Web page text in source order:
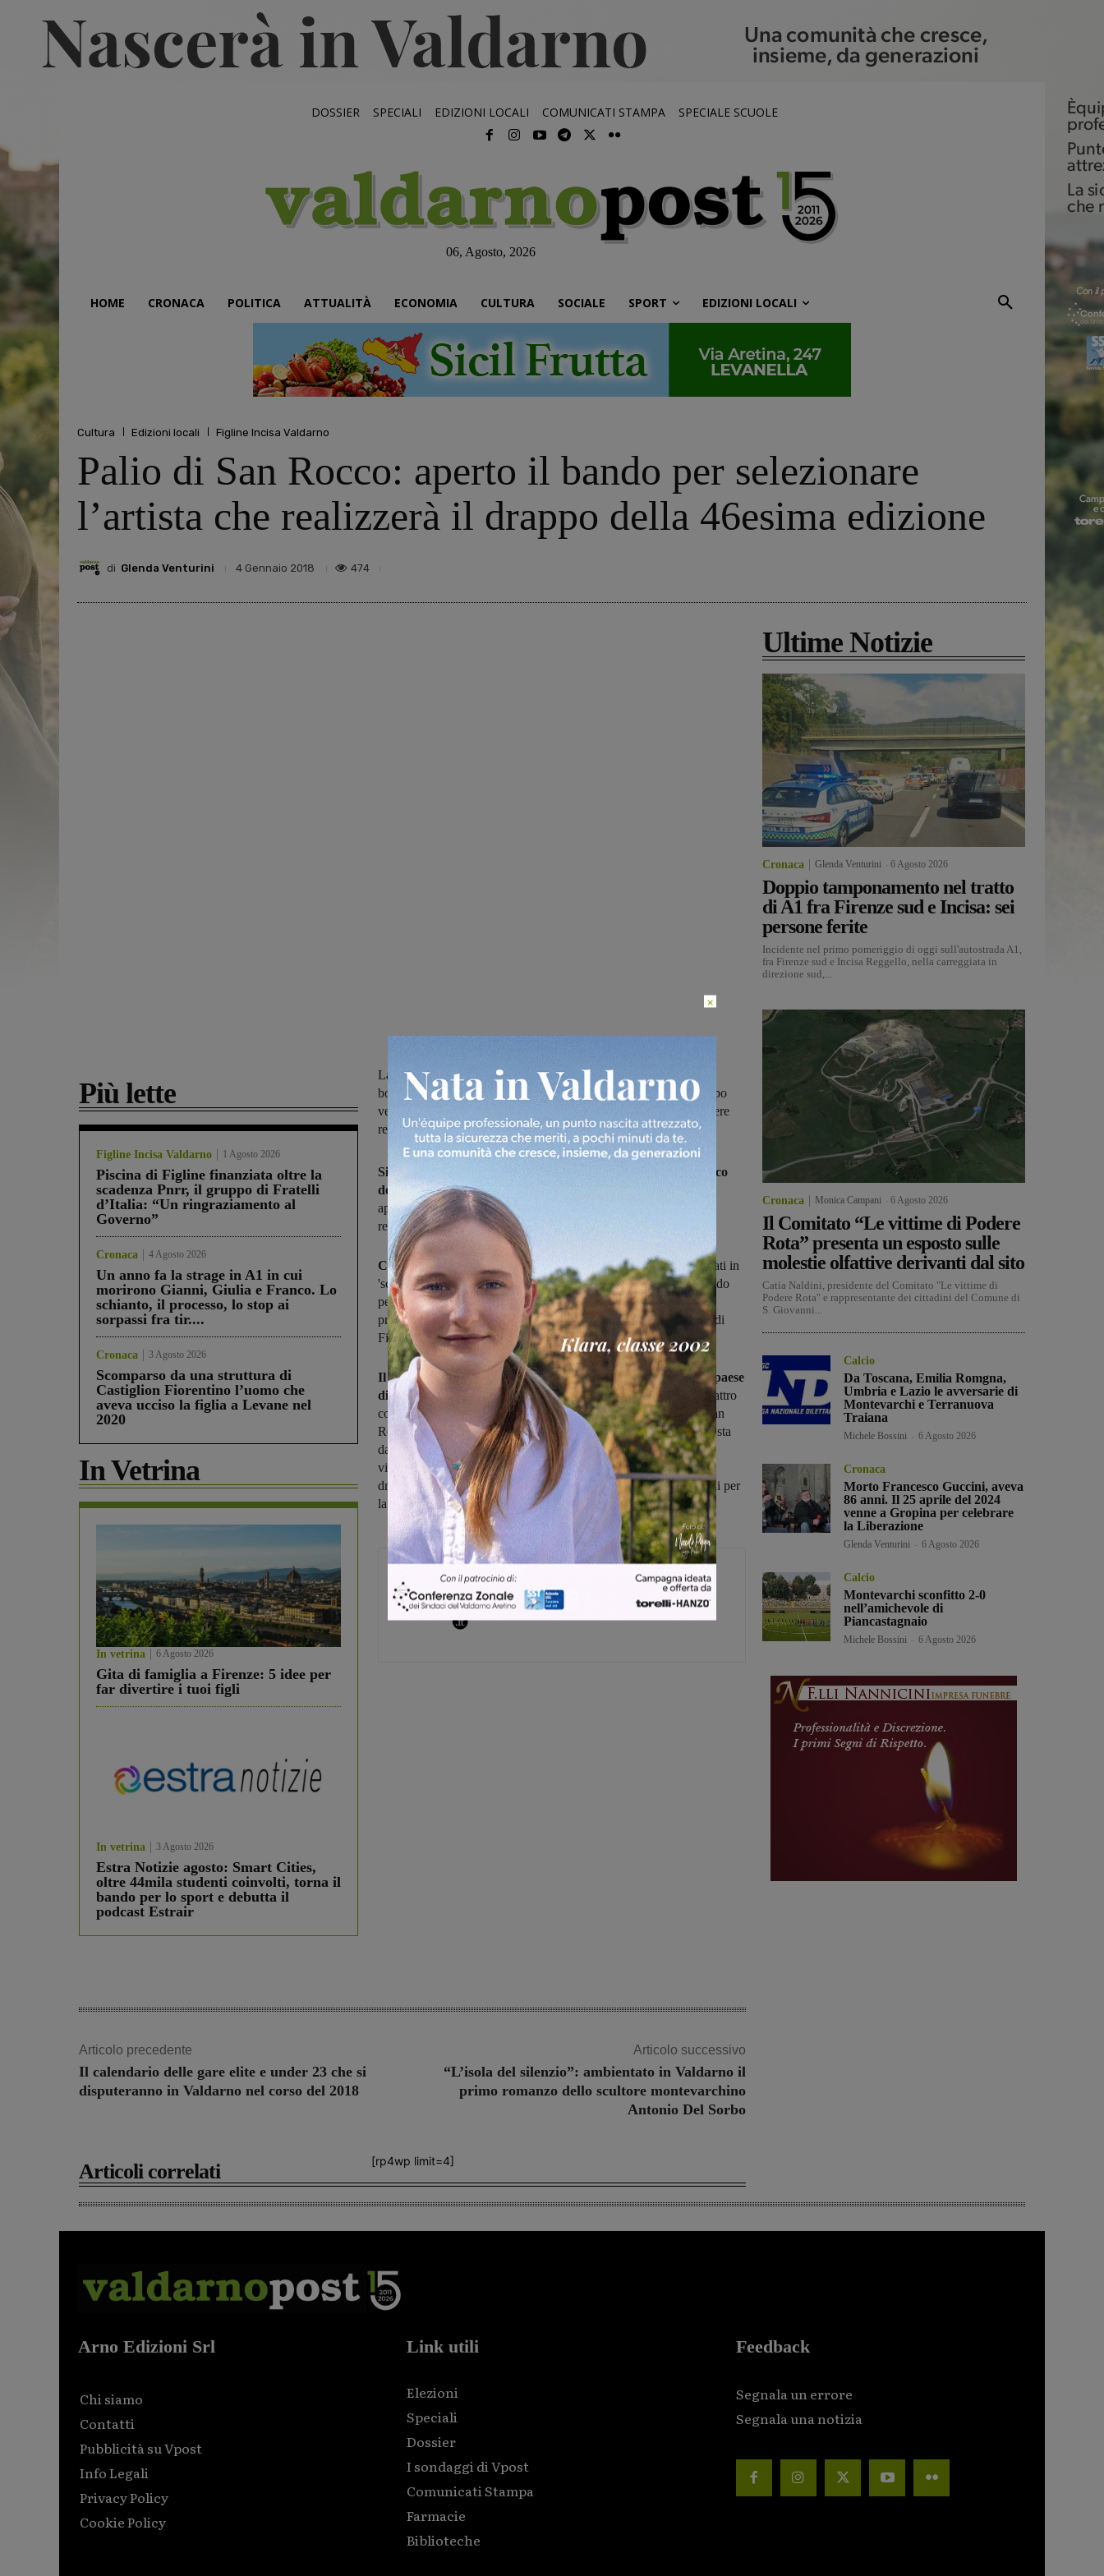
DOSSIER SPECIALI EDIZIONI LOCALI COMUNICATI STAMPA SPECIALE SCUOLE
06, Agosto, 2026
HOME CRONACA POLITICA ATTUALITÀ ECONOMIA CULTURA SOCIALE SPORT EDIZIONI LOCALI
Cultura Edizioni locali Figline Incisa Valdarno
Palio di San Rocco: aperto il bando per selezionare
l’artista che realizzerà il drappo della 46esima edizione
di Glenda Venturini 4 Gennaio 2018 474
Più lette
Figline Incisa Valdarno 1 Agosto 2026
Piscina di Figline finanziata oltre la
scadenza Pnrr, il gruppo di Fratelli
d’Italia: “Un ringraziamento al
Governo”
Cronaca 4 Agosto 2026
Un anno fa la strage in A1 in cui
morirono Gianni, Giulia e Franco. Lo
schianto, il processo, lo stop ai
sorpassi fra tir....
Cronaca 3 Agosto 2026
Scomparso da una struttura di
Castiglion Fiorentino l’uomo che
aveva ucciso la figlia a Levane nel
2020
In Vetrina
In vetrina 6 Agosto 2026
Gita di famiglia a Firenze: 5 idee per
far divertire i tuoi figli
In vetrina 3 Agosto 2026
Estra Notizie agosto: Smart Cities,
oltre 44mila studenti coinvolti, torna il
bando per lo sport e debutta il
podcast Estrair
La Pro Loco Marsilio Ficino ha appena aperto il concorso per i
bozzetti: dovranno essere consegnati entro il 20 dicembre. Il drappo
vero e proprio, che diventerà il simbolo del Palio 2018, dovrà essere
realizzato entro il mese di marzo
Si cerca l'artista che realizzerà il drappo del Palio di San Rocco
del 2018.L'associazione Pro Loco Marsilio Ficino di Figline ha
appena aperto i termini del concorso per l'affidamento della
realizzazione del drappo, dedicato al quarantaseiesimo Palio.
C'è tempo fino al 20 gennaio per presentare i bozzetti:
realizzati in
'scala' rispetto al drappo vero e proprio (le misure previste dal bando
per i bozzetti sono 50×25 centimetri), dovranno essere consegnati
presso l'ufficio della Pro Loco Marsilio Ficino, al palazzo Pretori di
Figline, nei giorni di apertura del martedì e venerdì mattina.
Il drappo di tela, come da tradizione, dovrà rappresentare il paese
di Figline e il Palio di San Rocco, contenere gli stemmi delle quattro
contrade cittadine e anche la scritta "Quarantaseiesimo Palio di San
Rocco". L'artista vincitore sarà scelto da una commissione composta
dalla Presidente della ProLoco e da esperti d'arte a vario titolo. Il
vincitore del concorso dovrà poi realizzare e consegnare il
drappo entro il 7 marzo, e otterrà un corrispettivo di 600 euro lordi per
la sua opera.
Glenda Venturini
Capo redattore
Articolo precedente
Il calendario delle gare elite e under 23 che si
disputeranno in Valdarno nel corso del 2018
Articolo successivo
“L’isola del silenzio”: ambientato in Valdarno il
primo romanzo dello scultore montevarchino
Antonio Del Sorbo
[rp4wp limit=4]
Articoli correlati
Ultime Notizie
Cronaca Glenda Venturini 6 Agosto 2026
Doppio tamponamento nel tratto
di A1 fra Firenze sud e Incisa: sei
persone ferite
Incidente nel primo pomeriggio di oggi sull'autostrada A1,
fra Firenze sud e Incisa Reggello, nella carreggiata in
direzione sud,...
Cronaca Monica Campani 6 Agosto 2026
Il Comitato “Le vittime di Podere
Rota” presenta un esposto sulle
molestie olfattive derivanti dal sito
Catia Naldini, presidente del Comitato "Le vittime di
Podere Rota" e rappresentante dei cittadini del Comune di
S. Giovanni...
Calcio
Da Toscana, Emilia Romgna,
Umbria e Lazio le avversarie di
Montevarchi e Terranuova
Traiana
Michele Bossini 6 Agosto 2026
Cronaca
Morto Francesco Guccini, aveva
86 anni. Il 25 aprile del 2024
venne a Gropina per celebrare
la Liberazione
Glenda Venturini 6 Agosto 2026
Calcio
Montevarchi sconfitto 2-0
nell’amichevole di
Piancastagnaio
Michele Bossini 6 Agosto 2026
Arno Edizioni Srl
Chi siamo
Contatti
Pubblicità su Vpost
Info Legali
Privacy Policy
Cookie Policy
Link utili
Elezioni
Speciali
Dossier
I sondaggi di Vpost
Comunicati Stampa
Farmacie
Biblioteche
Feedback
Segnala un errore
Segnala una notizia
×